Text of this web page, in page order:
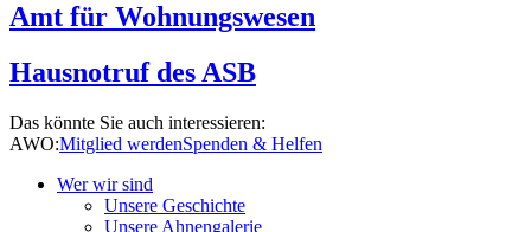
Amt für Wohnungswesen
Hausnotruf des ASB
Das könnte Sie auch interessieren:
AWO:Mitglied werdenSpenden & Helfen
Wer wir sind
Unsere Geschichte
Unsere Ahnengalerie